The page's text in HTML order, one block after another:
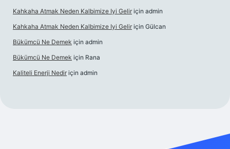
Kahkaha Atmak Neden Kalbimize Iyi Gelir için admin
Kahkaha Atmak Neden Kalbimize Iyi Gelir için Gülcan
Bükümcü Ne Demek için admin
Bükümcü Ne Demek için Rana
Kaliteli Enerji Nedir için admin